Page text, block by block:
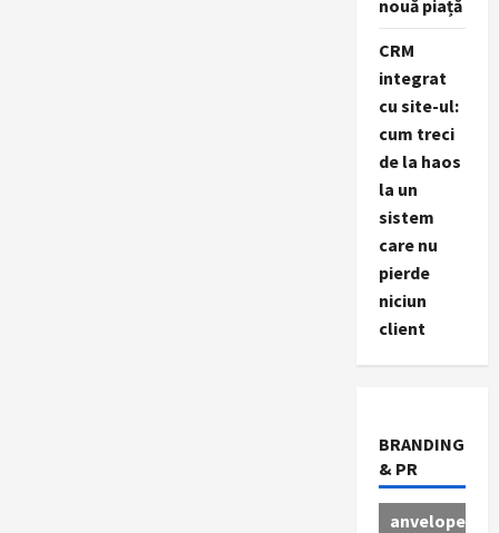
nouă piață
CRM
integrat
cu site-ul:
cum treci
de la haos
la un
sistem
care nu
pierde
niciun
client
BRANDING
& PR
anvelope